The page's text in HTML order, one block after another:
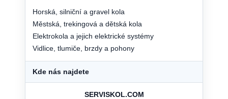
Horská, silniční a gravel kola
Městská, trekingová a dětská kola
Elektrokola a jejich elektrické systémy
Vidlice, tlumiče, brzdy a pohony
Kde nás najdete
SERVISKOL.COM